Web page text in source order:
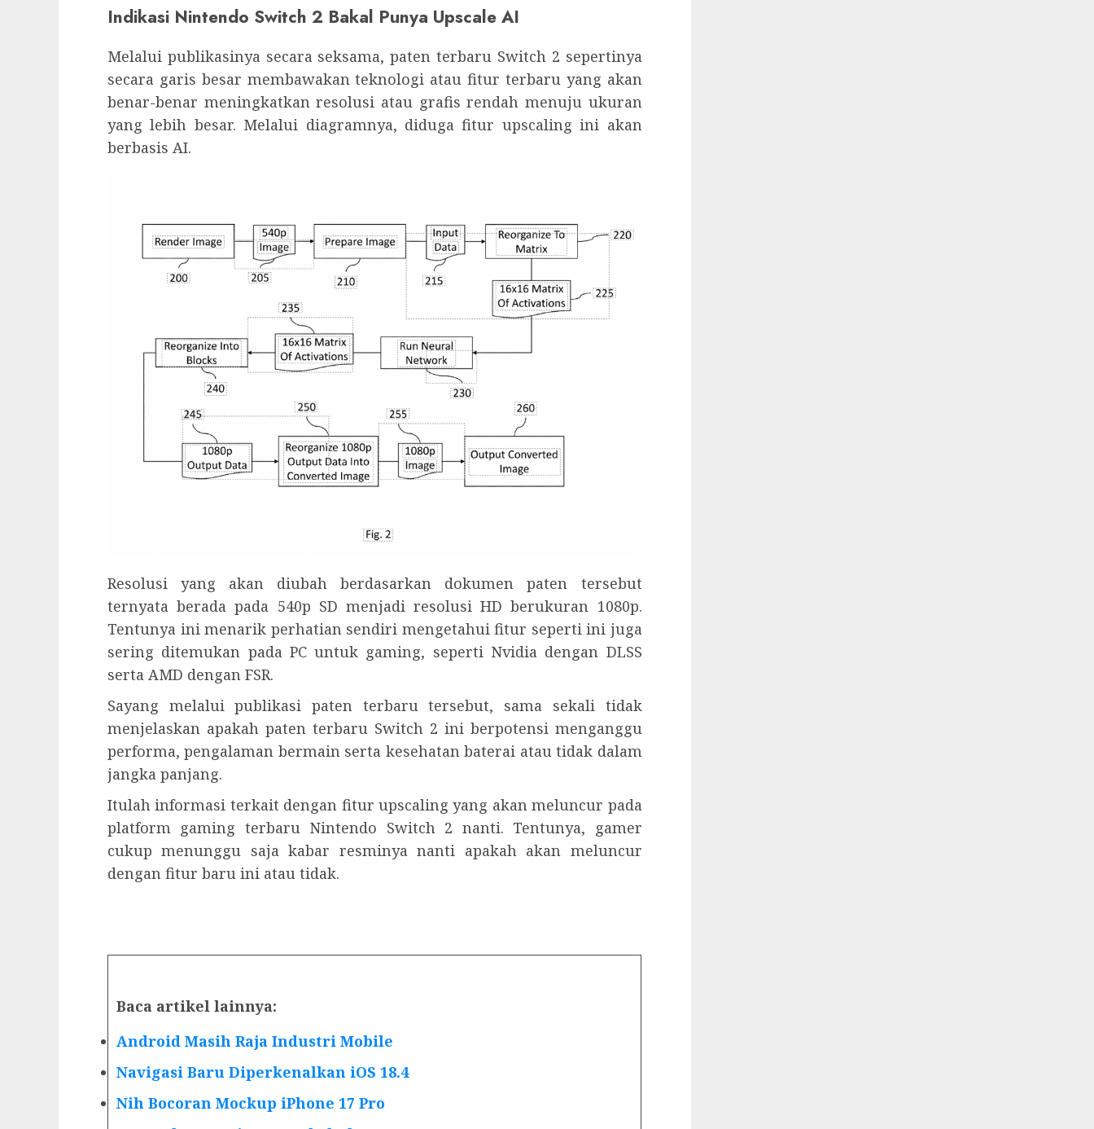
Indikasi Nintendo Switch 2 Bakal Punya Upscale AI
Melalui publikasinya secara seksama, paten terbaru Switch 2 sepertinya
secara garis besar membawakan teknologi atau fitur terbaru yang akan
benar-benar meningkatkan resolusi atau grafis rendah menuju ukuran
yang lebih besar. Melalui diagramnya, diduga fitur upscaling ini akan
berbasis AI.
Resolusi yang akan diubah berdasarkan dokumen paten tersebut
ternyata berada pada 540p SD menjadi resolusi HD berukuran 1080p.
Tentunya ini menarik perhatian sendiri mengetahui fitur seperti ini juga
sering ditemukan pada PC untuk gaming, seperti Nvidia dengan DLSS
serta AMD dengan FSR.
Sayang melalui publikasi paten terbaru tersebut, sama sekali tidak
menjelaskan apakah paten terbaru Switch 2 ini berpotensi menganggu
performa, pengalaman bermain serta kesehatan baterai atau tidak dalam
jangka panjang.
Itulah informasi terkait dengan fitur upscaling yang akan meluncur pada
platform gaming terbaru Nintendo Switch 2 nanti. Tentunya, gamer
cukup menunggu saja kabar resminya nanti apakah akan meluncur
dengan fitur baru ini atau tidak.
Baca artikel lainnya:
Android Masih Raja Industri Mobile
Navigasi Baru Diperkenalkan iOS 18.4
Nih Bocoran Mockup iPhone 17 Pro